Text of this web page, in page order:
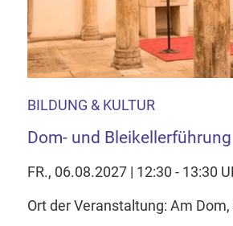
BILDUNG & KULTUR
Dom- und Bleikellerführung
FR., 06.08.2027 | 12:30 - 13:30
Ort der Veranstaltung: Am